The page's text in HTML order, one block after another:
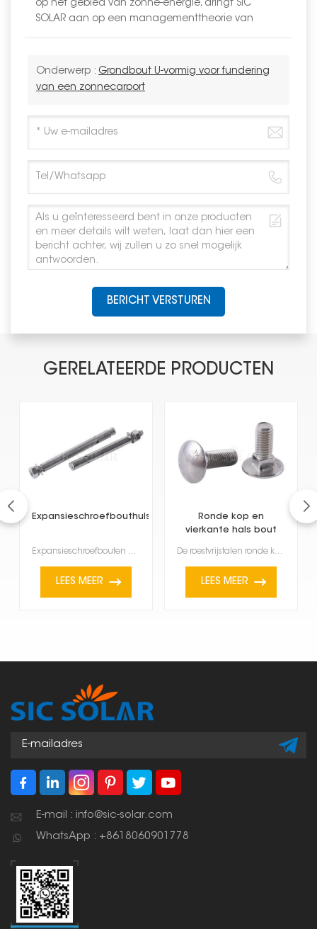
op het gebied van zonne-energie, dringt SIC
SOLAR aan op een managementtheorie van
Onderwerp : Grondbout U-vormig voor fundering
van een zonnecarport
BERICHT VERSTUREN
GERELATEERDE PRODUCTEN
Expansieschroefbouthulsankerbevestiging
Expansieschroefbouten met hulsankers zijn zeer veelzijdig en robuust. Ze zijn ontworpen om superstev...
LEES MEER
Ronde kop en
vierkante hals bout
De roestvrijstalen ronde kop met vierkante hals is een specifiek type bevestigingsmiddel dat je vaak...
LEES MEER
E-mail : info@sic-solar.com
WhatsApp : +8618060901778